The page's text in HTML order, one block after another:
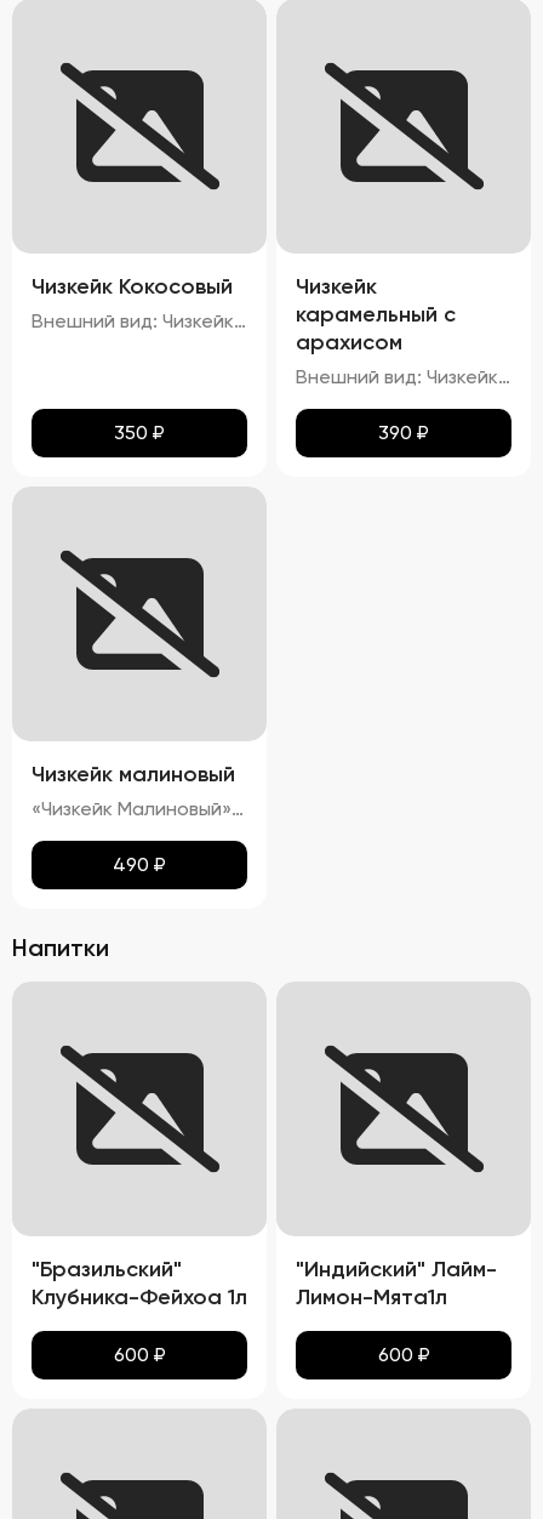
Чизкейк Кокосовый
Внешний вид: Чизкейк должен иметь гладкую, ровную поверхность, без трещин и повреждений. Верхняя часть может быть украшена кокосовой стружкой. Цвет: Основу чизкейка должен составлять белый или кремовый цвет, а кокосовая начинка – белый или слегка желтоватый. Структура: Консистенция чизкейка должна быть нежной, кремовой, легко ломающейся вилкой. Вкус: Вкус должен быть сливочным, с выраженными нотами кокоса. Запах: Приятный аромат кокоса и сливок.
350 ₽
Чизкейк
карамельный с
арахисом
Внешний вид: Чизкейк должен иметь гладкую, ровную поверхность, без трещин и повреждений. Верхняя часть может быть украшена карамелью и кусочками арахиса. Цвет: Основу чизкейка должен составлять белый или кремовый цвет, а карамельная начинка – золотисто-коричневая. Структура: Консистенция чизкейка должна быть нежной, кремовой, легко ломающейся вилкой. Вкус: Вкус должен быть сливочным, с выраженными нотами карамели и орехового привкуса от арахиса. Запах: Приятный аромат карамели и ореха.
390 ₽
Чизкейк малиновый
«Чизкейк Малиновый» — изысканный десерт, воплощающий гармонию вкуса и красоты. Его гладкая, словно бархатная, поверхность украшена свежими ягодами малины, подчеркивающими яркость насыщенного красного цвета. Нежнейшая кремовая структура тает во рту, оставляя приятное послевкусие сливочного сыра с легкими нотками кислинки спелой малины. Аромат этого чизкейка пленяет сочетанием свежих ягод и сливочных оттенков, создавая ощущение настоящего кулинарного праздника.»
490 ₽
Напитки
"Бразильский"
Клубника-Фейхоа 1л
600 ₽
"Индийский" Лайм-
Лимон-Мята1л
600 ₽